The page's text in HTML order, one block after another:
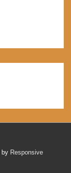
by Responsive